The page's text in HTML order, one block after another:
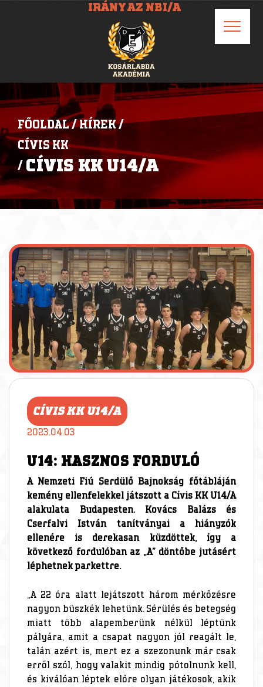
IRÁNY AZ NBI/A
FŐOLDAL / HÍREK /
CÍVIS KK
/ CÍVIS KK U14/A
CÍVIS KK U14/A
2023.04.03
U14: HASZNOS FORDULÓ
A Nemzeti Fiú Serdülő Bajnokság főtábláján
kemény ellenfelekkel játszott a Cívis KK U14/A
alakulata Budapesten. Kovács Balázs és
Cserfalvi István tanítványai a hiányzók
ellenére is derekasan küzdöttek, így a
következő fordulóban az „A” döntőbe jutásért
léphetnek parkettre.
„A 22 óra alatt lejátszott három mérkőzésre
nagyon büszkék lehetünk. Sérülés és betegség
miatt több alapemberünk nélkül léptünk
pályára, amit a csapat nagyon jól reagált le,
talán azért is, mert ez a szezonunk már csak
erről szól, hogy valakit mindig pótolnunk kell,
és kiválóan léptek előre olyan játékosok, akik